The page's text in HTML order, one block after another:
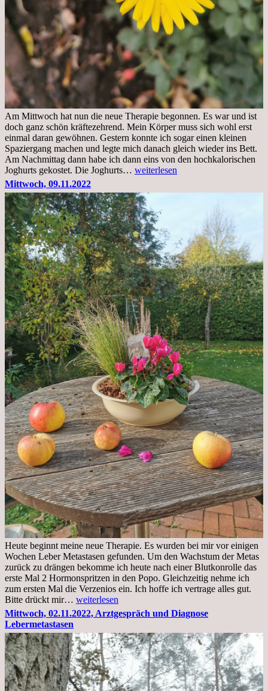
Am Mittwoch hat nun die neue Therapie begonnen. Es war und ist
doch ganz schön kräftezehrend. Mein Körper muss sich wohl erst
einmal daran gewöhnen. Gestern konnte ich sogar einen kleinen
Spaziergang machen und legte mich danach gleich wieder ins Bett.
Am Nachmittag dann habe ich dann eins von den hochkalorischen
Joghurts gekostet. Die Joghurts… Freitag,
Therapie
Beginn
gut
überstanden
weiterlesen
Mittwoch, 09.11.2022
Heute beginnt meine neue Therapie. Es wurden bei mir vor einigen
Wochen Leber Metastasen gefunden. Um den Wachstum der Metas
zurück zu drängen bekomme ich heute nach einer Blutkonrolle das
erste Mal 2 Hormonspritzen in den Popo. Gleichzeitig nehme ich
zum ersten Mal die Verzenios ein. Ich hoffe ich vertrage alles gut.
Bitte drückt mir… Mittwoch,
09.11.2022
weiterlesen
Mittwoch, 02.11.2022, Arztgespräch und Diagnose
Lebermetastasen